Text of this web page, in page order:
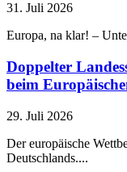
31. Juli 2026
Europa, na klar! –
Doppelter
beim
29. Juli 2026
Der europäische
Deutschlands....